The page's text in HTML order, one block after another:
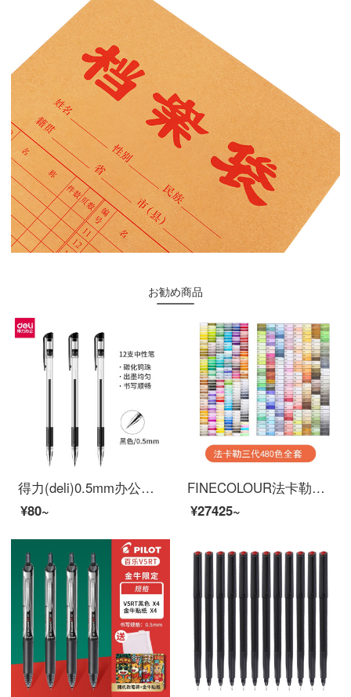
お勧め商品
得力(deli)0.5mm办公中性笔 水笔签字笔 12支/盒黑色34567
¥80~
FINECOLOUR法卡勒服装设计绘画套装32/48/60/72色1代2代3代软头设计专业绘画笔 三代全套480色
¥27425~